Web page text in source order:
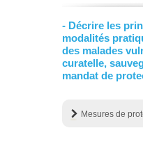
- Décrire les
modalités
des malades
curatelle,
mandat de
Mesures de